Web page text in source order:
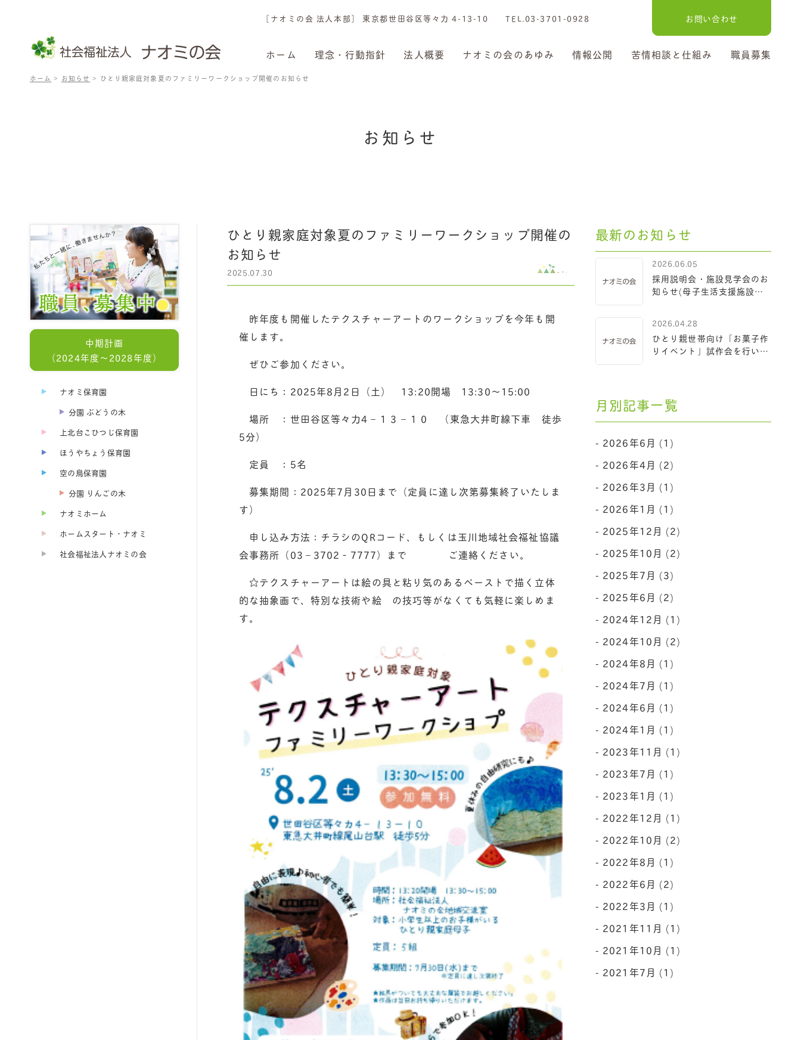
［ナオミの会 法人本部］ 東京都世田谷区等々力 4-13-10 TEL.03-3701-0928 お問い合わせ
ホーム 理念・行動指針 法人概要 ナオミの会のあゆみ 情報公開 苦情相談と仕組み 職員募集
ホーム > お知らせ > ひとり親家庭対象夏のファミリーワークショップ開催のお知らせ
お知 ら せ
ひとり親家庭対象夏のファミリーワークショップ開催の
お知らせ
2025.07.30
昨年度も開催したテクスチャーアートのワークショップを今年も開
催します。
ぜひご参加ください。
日にち：2025年8月2日（土） 13:20開場 13:30～15:00
場所 ：世田谷区等々力4－１３－１０ （東急大井町線下車 徒歩
5分）
定員 ：5名
募集期間：2025年7月30日まで（定員に達し次第募集終了いたしま
す）
申し込み方法：チラシのQRコード、もしくは玉川地域社会福祉協議
会事務所（03－3702‐7777）まで ご連絡ください。
☆テクスチャーアートは絵の具と粘り気のあるペーストで描く立体
的な抽象画で、特別な技術や絵 の技巧等がなくても気軽に楽しめま
す。
最新のお知らせ
2026.06.05
採用説明会・施設見学会のお
知らせ(母子生活支援施設配
2026.04.28
ひとり親世帯向け「お菓子作
りイベント」試作会を行いま
月別記事一覧
2026年6月 (1)
2026年4月 (2)
2026年3月 (1)
2026年1月 (1)
2025年12月 (2)
2025年10月 (2)
2025年7月 (3)
2025年6月 (2)
2024年12月 (1)
2024年10月 (2)
2024年8月 (1)
2024年7月 (1)
2024年6月 (1)
2024年1月 (1)
2023年11月 (1)
2023年7月 (1)
2023年1月 (1)
2022年12月 (1)
2022年10月 (2)
2022年8月 (1)
2022年6月 (2)
2022年3月 (1)
2021年11月 (1)
2021年10月 (1)
2021年7月 (1)
中期計画
（2024年度～2028年度）
ナオミ保育園
分園 ぶどうの木
上北台こひつじ保育園
ほうやちょう保育園
空の鳥保育園
分園 りんごの木
ナオミホーム
ホームスタート・ナオミ
社会福祉法人ナオミの会